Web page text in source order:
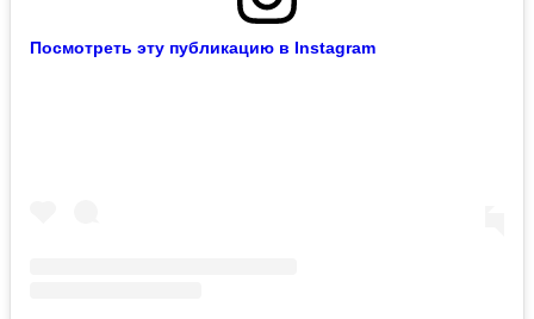
Посмотреть эту публикацию в Instagram